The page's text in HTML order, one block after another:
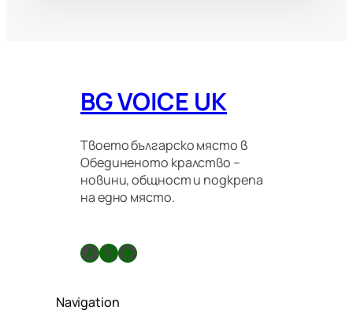
BG VOICE UK
Твоето българско място в
Обединеното кралство –
новини, общност и подкрепа
на едно място.
Facebook X GitHub
Navigation